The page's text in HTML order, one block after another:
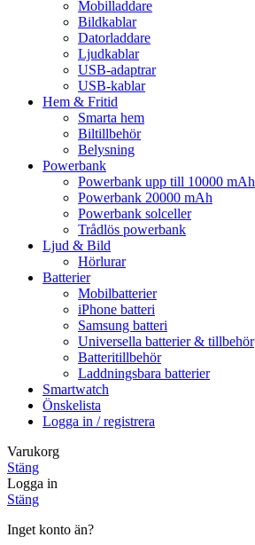
Mobilladdare
Bildkablar
Datorladdare
Ljudkablar
USB-adaptrar
USB-kablar
Hem & Fritid
Smarta hem
Biltillbehör
Belysning
Powerbank
Powerbank upp till 10000 mAh
Powerbank 20000 mAh
Powerbank solceller
Trådlös powerbank
Ljud & Bild
Hörlurar
Batterier
Mobilbatterier
iPhone batteri
Samsung batteri
Universella batterier & tillbehör
Batteritillbehör
Laddningsbara batterier
Smartwatch
Önskelista
Logga in / registrera
Varukorg
Stäng
Logga in
Stäng
Inget konto än?